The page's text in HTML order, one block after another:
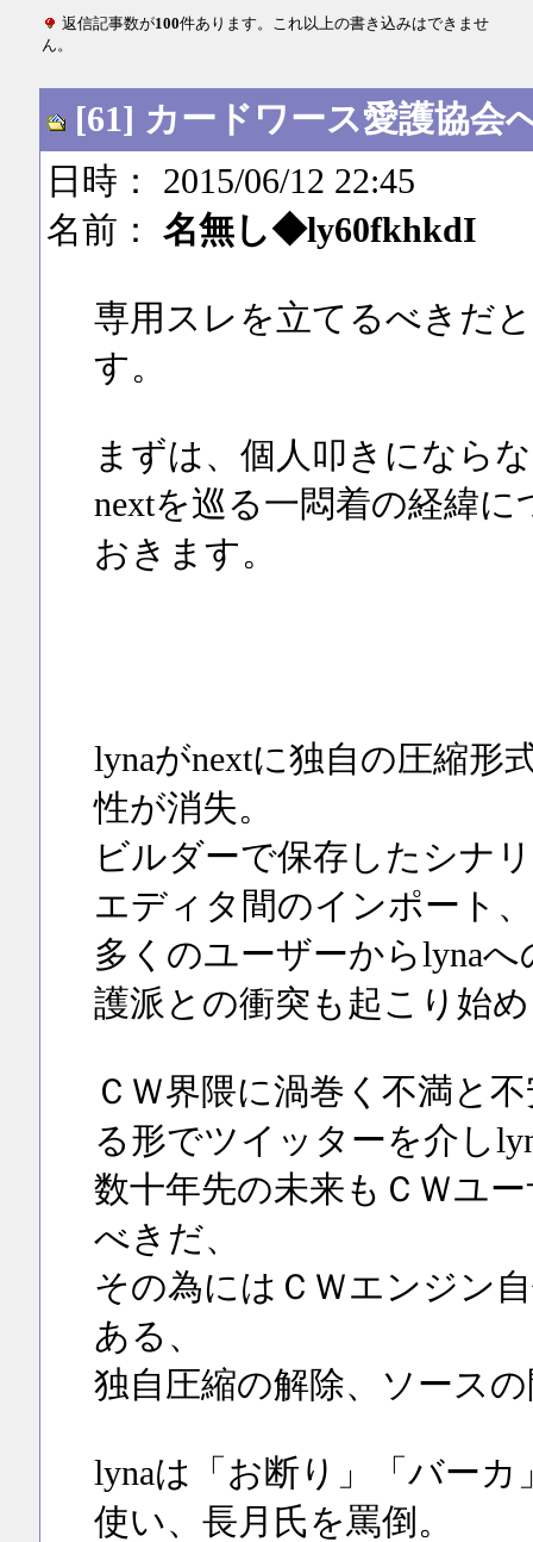
返信記事数が100件あります。これ以上の書き込みはできませ
ん。
[61] カードワース愛護協会
日時： 2015/06/12 22:45
名前： 名無し◆ly60fkhkdI
専用スレを立てるべきだ
す。
まずは、個人叩きになら
nextを巡る一悶着の経緯
おきます。
lynaがnextに独自の圧縮形
性が消失。
ビルダーで保存したシナ
エディタ間のインポート
多くのユーザーからlyna
護派との衝突も起こり始
ＣＷ界隈に渦巻く不満と
る形でツイッターを介し
数十年先の未来もＣＷユ
べきだ、
その為にはＣＷエンジン
ある、
独自圧縮の解除、ソース
lynaは「お断り」「バー
使い、長月氏を罵倒。